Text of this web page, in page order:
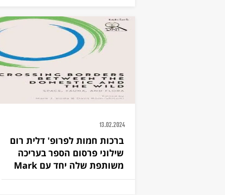
13.02.2024
ברכות חמות לפרופ' דלית רום
שילוני פרסום הספר בעריכה
משותפת שלה יחד עם Mark